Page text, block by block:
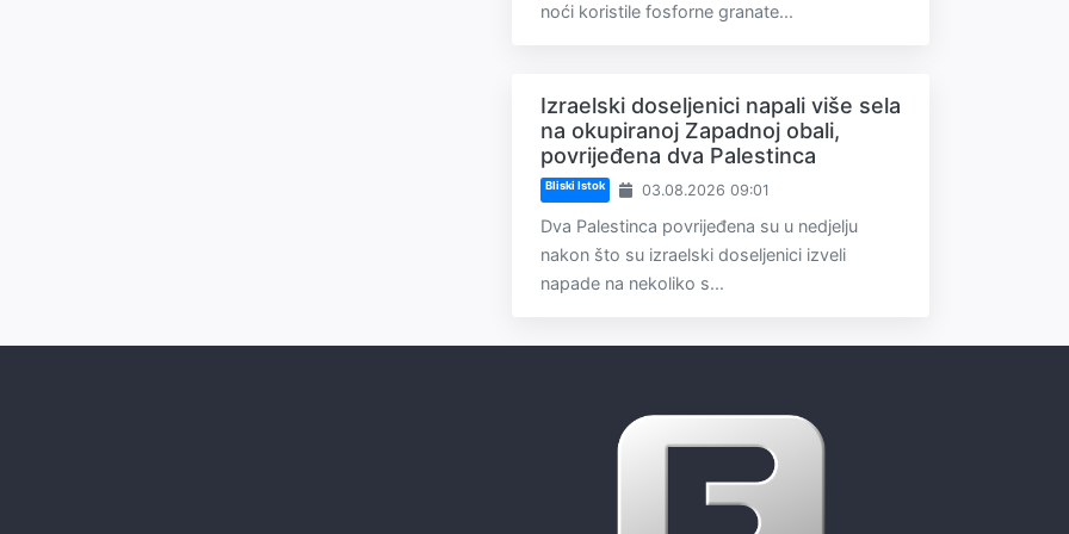
noći koristile fosforne granate...
Izraelski doseljenici napali više sela
na okupiranoj Zapadnoj obali,
povrijeđena dva Palestinca
Bliski Istok 03.08.2026 09:01
Dva Palestinca povrijeđena su u nedjelju
nakon što su izraelski doseljenici izveli
napade na nekoliko s...